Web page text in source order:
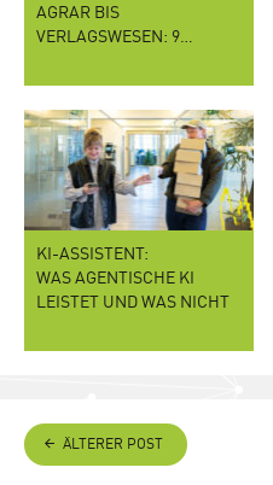
AGRAR BIS
VERLAGSWESEN: 9…
KI-ASSISTENT:
WAS AGENTISCHE KI
LEISTET UND WAS NICHT
ÄLTERER POST